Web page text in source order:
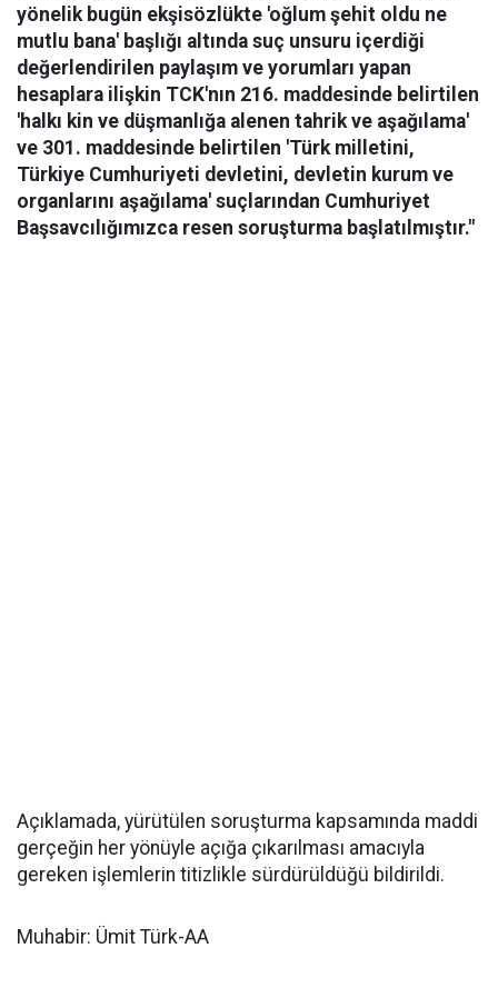
yönelik bugün ekşisözlükte 'oğlum şehit oldu ne
mutlu bana' başlığı altında suç unsuru içerdiği
değerlendirilen paylaşım ve yorumları yapan
hesaplara ilişkin TCK'nın 216. maddesinde belirtilen
'halkı kin ve düşmanlığa alenen tahrik ve aşağılama'
ve 301. maddesinde belirtilen 'Türk milletini,
Türkiye Cumhuriyeti devletini, devletin kurum ve
organlarını aşağılama' suçlarından Cumhuriyet
Başsavcılığımızca resen soruşturma başlatılmıştır."
Açıklamada, yürütülen soruşturma kapsamında maddi
gerçeğin her yönüyle açığa çıkarılması amacıyla
gereken işlemlerin titizlikle sürdürüldüğü bildirildi.
Muhabir: Ümit Türk-AA